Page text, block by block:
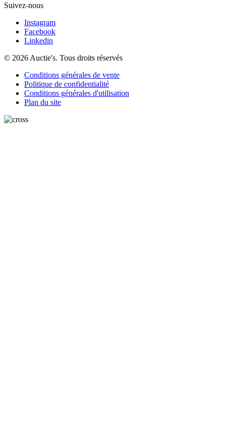
Suivez-nous
Instagram
Facebook
Linkedin
© 2026 Auctie's. Tous droits réservés
Conditions générales de vente
Politique de confidentialité
Conditions générales d'utilisation
Plan du site